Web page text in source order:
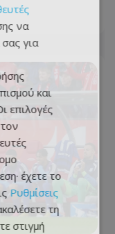
να
για
και
επιλογές
έχετε το
Ρυθμίσεις
τη
στιγμή